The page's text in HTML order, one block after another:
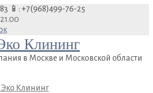
📱: +7(968)499-76-25
Клининг
в Москве и Московской области
Клининг